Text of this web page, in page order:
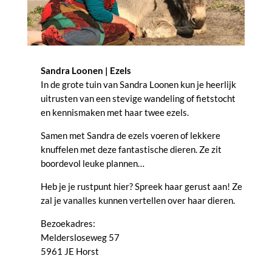
Sandra Loonen | Ezels
In de grote tuin van Sandra Loonen kun je heerlijk
uitrusten van een stevige wandeling of fietstocht
en kennismaken met haar twee ezels.
Samen met Sandra de ezels voeren of lekkere
knuffelen met deze fantastische dieren. Ze zit
boordevol leuke plannen…
Heb je je rustpunt hier? Spreek haar gerust aan! Ze
zal je vanalles kunnen vertellen over haar dieren.
Bezoekadres:
Meldersloseweg 57
5961 JE Horst